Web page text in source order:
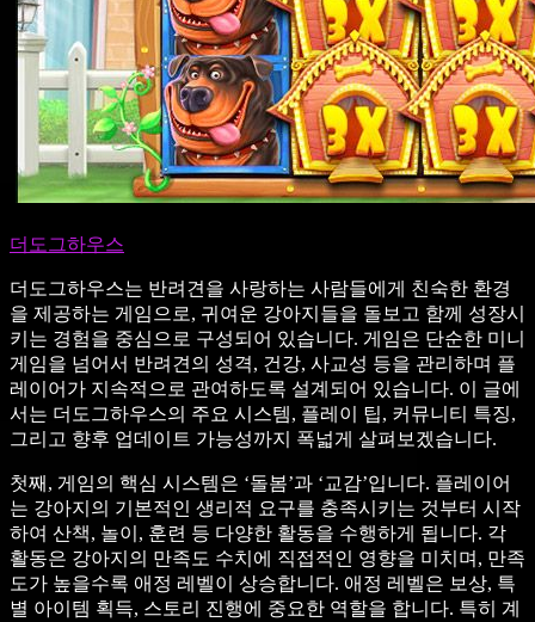
더도그하우스
더도그하우스는 반려견을 사랑하는 사람들에게 친숙한 환경
을 제공하는 게임으로, 귀여운 강아지들을 돌보고 함께 성장시
키는 경험을 중심으로 구성되어 있습니다. 게임은 단순한 미니
게임을 넘어서 반려견의 성격, 건강, 사교성 등을 관리하며 플
레이어가 지속적으로 관여하도록 설계되어 있습니다. 이 글에
서는 더도그하우스의 주요 시스템, 플레이 팁, 커뮤니티 특징,
그리고 향후 업데이트 가능성까지 폭넓게 살펴보겠습니다.
첫째, 게임의 핵심 시스템은 ‘돌봄’과 ‘교감’입니다. 플레이어
는 강아지의 기본적인 생리적 요구를 충족시키는 것부터 시작
하여 산책, 놀이, 훈련 등 다양한 활동을 수행하게 됩니다. 각
활동은 강아지의 만족도 수치에 직접적인 영향을 미치며, 만족
도가 높을수록 애정 레벨이 상승합니다. 애정 레벨은 보상, 특
별 아이템 획득, 스토리 진행에 중요한 역할을 합니다. 특히 계